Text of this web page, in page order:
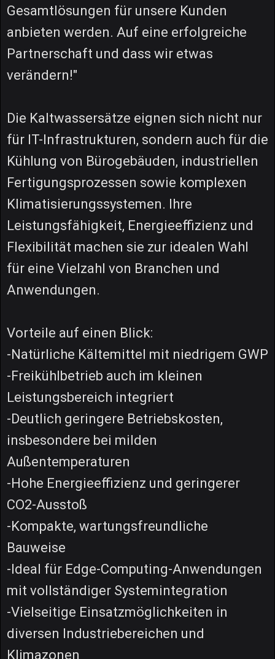
Gesamtlösungen für unsere Kunden
anbieten werden. Auf eine erfolgreiche
Partnerschaft und dass wir etwas
verändern!"
Die Kaltwassersätze eignen sich nicht nur
für IT-Infrastrukturen, sondern auch für die
Kühlung von Bürogebäuden, industriellen
Fertigungsprozessen sowie komplexen
Klimatisierungssystemen. Ihre
Leistungsfähigkeit, Energieeffizienz und
Flexibilität machen sie zur idealen Wahl
für eine Vielzahl von Branchen und
Anwendungen.
Vorteile auf einen Blick:
-Natürliche Kältemittel mit niedrigem GWP
-Freikühlbetrieb auch im kleinen
Leistungsbereich integriert
-Deutlich geringere Betriebskosten,
insbesondere bei milden
Außentemperaturen
-Hohe Energieeffizienz und geringerer
CO2-Ausstoß
-Kompakte, wartungsfreundliche
Bauweise
-Ideal für Edge-Computing-Anwendungen
mit vollständiger Systemintegration
-Vielseitige Einsatzmöglichkeiten in
diversen Industriebereichen und
Klimazonen